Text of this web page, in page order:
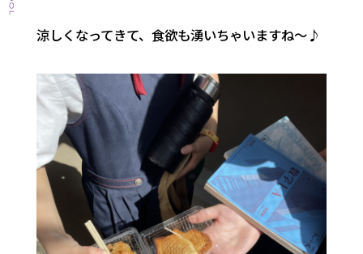
涼しくなってきて、食欲も湧いちゃいますね～♪